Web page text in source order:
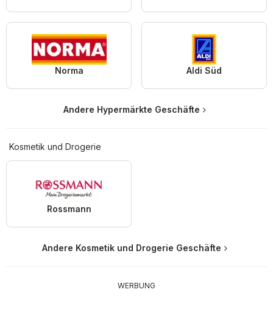
Norma Aldi Süd
Andere Hypermärkte Geschäfte
Kosmetik und Drogerie
Rossmann
Andere Kosmetik und Drogerie Geschäfte
WERBUNG